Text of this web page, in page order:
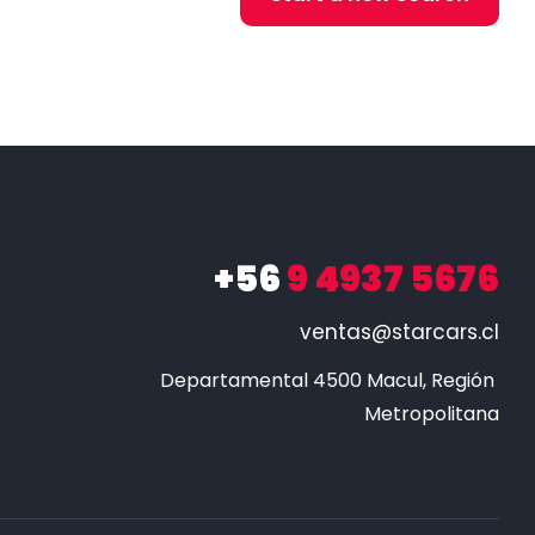
+569 4937 5676
ventas@starcars.cl
Departamental 4500 Macul, Región
Metropolitana